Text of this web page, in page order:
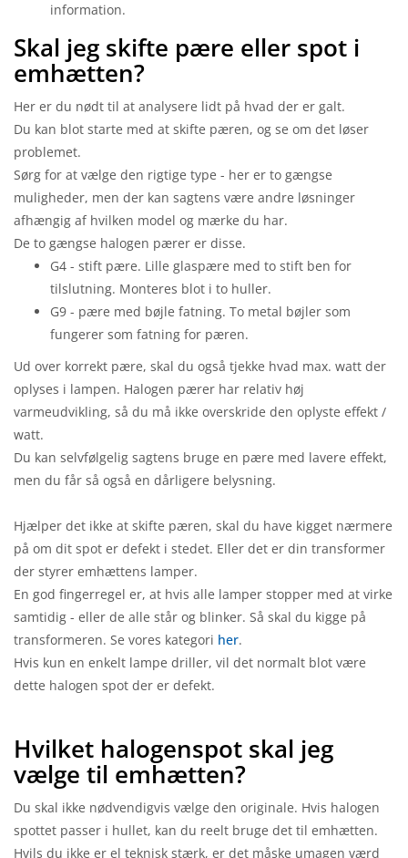
information.
Skal jeg skifte pære eller spot i
emhætten?
Her er du nødt til at analysere lidt på hvad der er galt.
Du kan blot starte med at skifte pæren, og se om det løser
problemet.
Sørg for at vælge den rigtige type - her er to gængse
muligheder, men der kan sagtens være andre løsninger
afhængig af hvilken model og mærke du har.
De to gængse halogen pærer er disse.
G4 - stift pære. Lille glaspære med to stift ben for
tilslutning. Monteres blot i to huller.
G9 - pære med bøjle fatning. To metal bøjler som
fungerer som fatning for pæren.
Ud over korrekt pære, skal du også tjekke hvad max. watt der
oplyses i lampen. Halogen pærer har relativ høj
varmeudvikling, så du må ikke overskride den oplyste effekt /
watt.
Du kan selvfølgelig sagtens bruge en pære med lavere effekt,
men du får så også en dårligere belysning.
Hjælper det ikke at skifte pæren, skal du have kigget nærmere
på om dit spot er defekt i stedet. Eller det er din transformer
der styrer emhættens lamper.
En god fingerregel er, at hvis alle lamper stopper med at virke
samtidig - eller de alle står og blinker. Så skal du kigge på
transformeren. Se vores kategori her.
Hvis kun en enkelt lampe driller, vil det normalt blot være
dette halogen spot der er defekt.
Hvilket halogenspot skal jeg
vælge til emhætten?
Du skal ikke nødvendigvis vælge den originale. Hvis halogen
spottet passer i hullet, kan du reelt bruge det til emhætten.
Hvils du ikke er el teknisk stærk, er det måske umagen værd